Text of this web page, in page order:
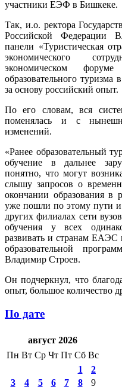
участники ЕЭФ в Бишкеке.
Так, и.о. ректора
Российской Федерации
панели «Туристическая
экономического
экономическом
образовательного
за основу российский опыт.
По его словам, вся
поменялась и с
изменений.
«Ранее образовательный
обучение в дальнее
понятно, что могут
слышу запросов о
окончании образования в
уже пошли по этому пути и
других филиалах сети
обучения у всех
развивать и странам ЕАЭС
образовательной
Владимир Строев.
Он подчеркнул, что
опыт, большое количество
По дате
август 2026
Пн Вт Ср Чт Пт Сб Вс
1
2
3
4 5 6 7 8
9